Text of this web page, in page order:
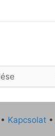
• Kapcsolat •